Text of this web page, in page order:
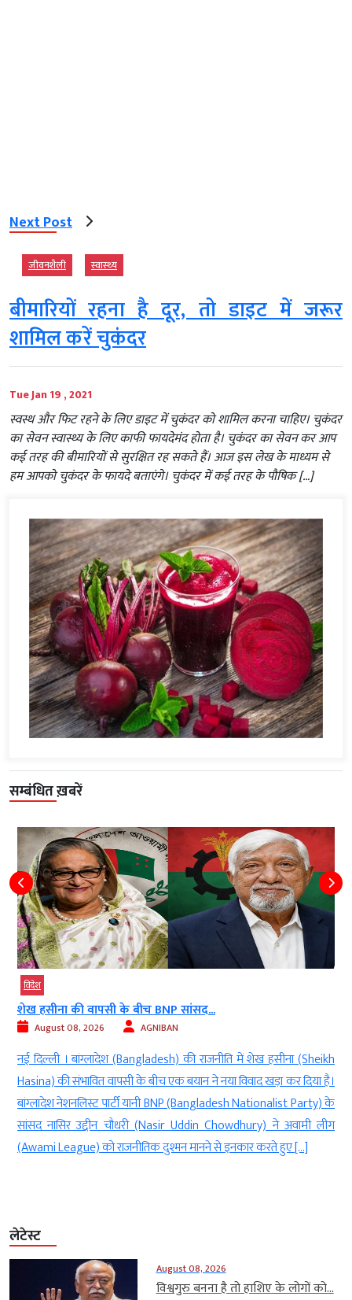
Next Post
जीवनशैली स्‍वास्‍थ्‍य
बीमारियों रहना है दूर, तो डाइट में जरूर
शामिल करें चुकंदर
Tue Jan 19 , 2021
स्वस्थ और फिट रहने के लिए डाइट में चुकंदर को शामिल करना चाहिए। चुकंदर
का सेवन स्वास्थ्य के लिए काफी फायदेमंद होता है। चुकंदर का सेवन कर आप
कई तरह की बीमारियों से सुरक्षित रह सकते हैं। आज इस लेख के माध्यम से
हम आपको चुकंदर के फायदे बताएंगे। चुकंदर में कई तरह के पौषिक […]
सम्बंधित ख़बरें
विदेश
शेख हसीना की वापसी के बीच BNP सांसद...
August 08, 2026 AGNIBAN
नई दिल्ली । बांग्लादेश (Bangladesh) की राजनीति में शेख हसीना (Sheikh
Hasina) की संभावित वापसी के बीच एक बयान ने नया विवाद खड़ा कर दिया है।
बांग्लादेश नेशनलिस्ट पार्टी यानी BNP (Bangladesh Nationalist Party) के
सांसद नासिर उद्दीन चौधरी (Nasir Uddin Chowdhury) ने अवामी लीग
(Awami League) को राजनीतिक दुश्मन मानने से इनकार करते हुए […]
लेटेस्ट
August 08, 2026
विश्वगुरु बनना है तो हाशिए के लोगों को...